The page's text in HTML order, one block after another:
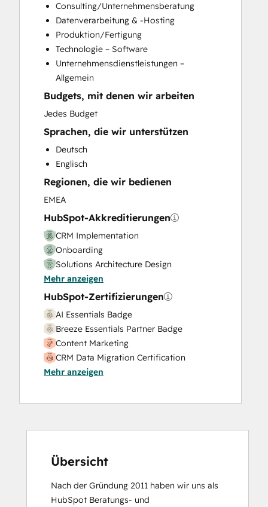
Knowledge Base Development
Programmable Automation
Sales and Marketing Alignment
Sales Coaching and Training
Sales Enablement
Website Design
Website Development
Website Migration
Consulting/Unternehmensberatung
Datenverarbeitung & -Hosting
Produktion/Fertigung
Technologie – Software
Unternehmensdienstleistungen –
Allgemein
Budgets, mit denen wir arbeiten
Jedes Budget
Sprachen, die wir unterstützen
Deutsch
Englisch
Regionen, die wir bedienen
EMEA
HubSpot-Akkreditierungen
CRM Implementation
Onboarding
Solutions Architecture Design
Mehr anzeigen
HubSpot-Zertifizierungen
AI Essentials Badge
Breeze Essentials Partner Badge
Content Marketing
CRM Data Migration Certification
Data Integrations Certification
Email Marketing Certification
Frictionless Sales
HubSpot Architecture I: Data Models and
HubSpot Architecture II: Content and
Messaging Tools
Mehr anzeigen
Übersicht
Nach der Gründung 2011 haben wir uns als
HubSpot Beratungs- und